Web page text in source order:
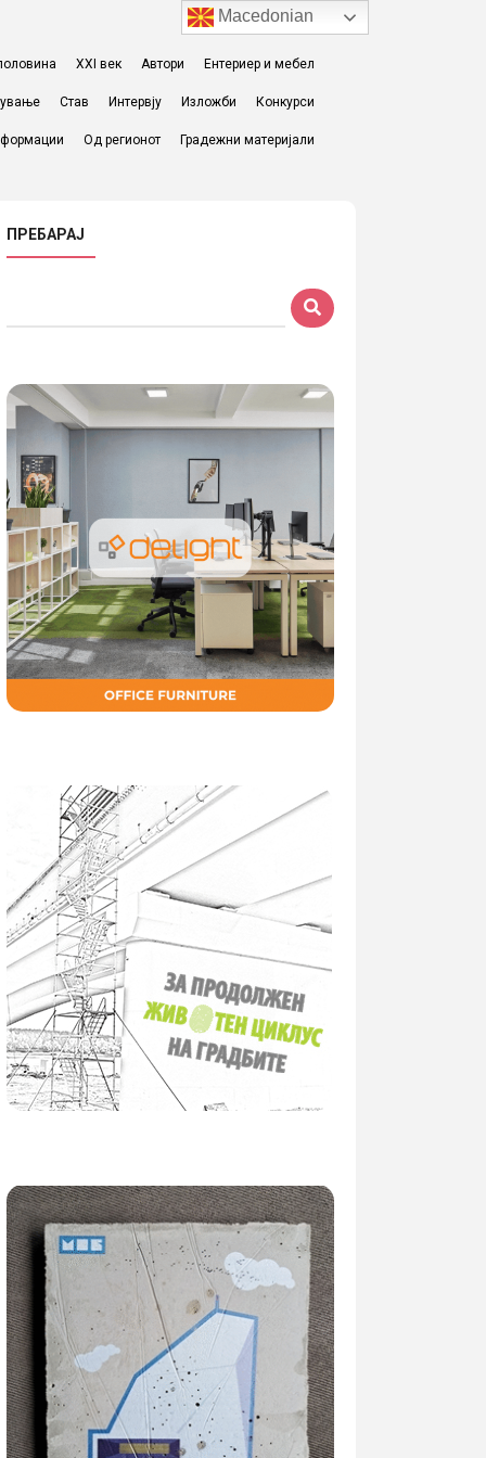
XXI век Автори Ентериер и мебел
Став Интервју Изложби Конкурси
Од регионот Градежни материјали
•
ПРЕБАРАЈ
Macedonian